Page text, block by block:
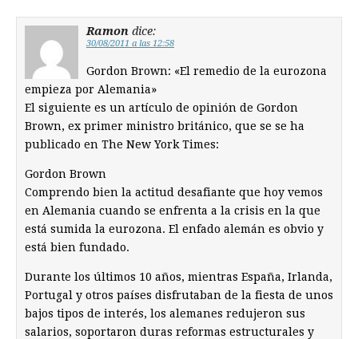
Ramon dice:
30/08/2011 a las 12:58
Gordon Brown: «El remedio de la eurozona
empieza por Alemania»
El siguiente es un artículo de opinión de Gordon
Brown, ex primer ministro británico, que se se ha
publicado en The New York Times:
Gordon Brown
Comprendo bien la actitud desafiante que hoy vemos
en Alemania cuando se enfrenta a la crisis en la que
está sumida la eurozona. El enfado alemán es obvio y
está bien fundado.
Durante los últimos 10 años, mientras España, Irlanda,
Portugal y otros países disfrutaban de la fiesta de unos
bajos tipos de interés, los alemanes redujeron sus
salarios, soportaron duras reformas estructurales y